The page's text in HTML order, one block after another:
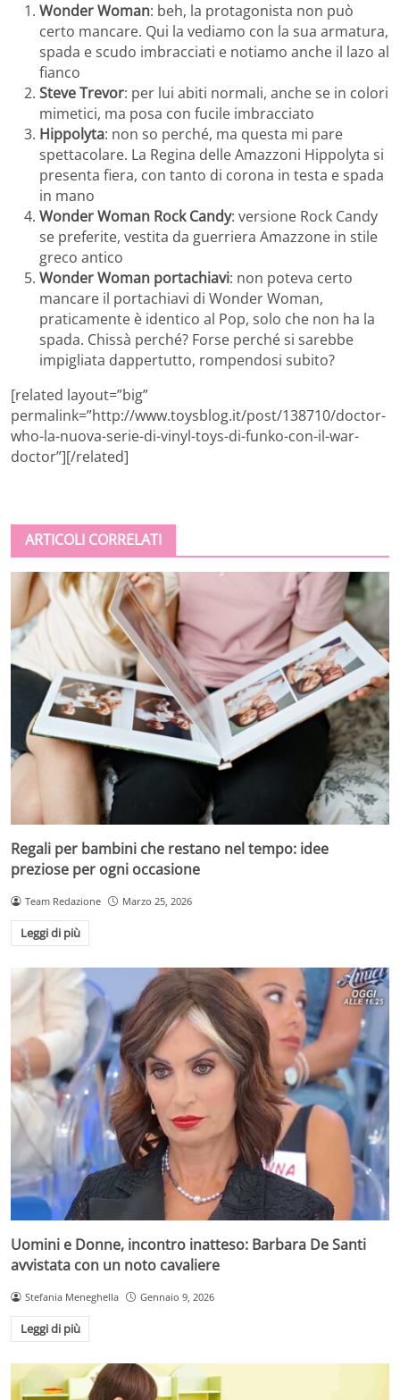
Wonder Woman: beh, la protagonista non può
certo mancare. Qui la vediamo con la sua armatura,
spada e scudo imbracciati e notiamo anche il lazo al
fianco
Steve Trevor: per lui abiti normali, anche se in colori
mimetici, ma posa con fucile imbracciato
Hippolyta: non so perché, ma questa mi pare
spettacolare. La Regina delle Amazzoni Hippolyta si
presenta fiera, con tanto di corona in testa e spada
in mano
Wonder Woman Rock Candy: versione Rock Candy
se preferite, vestita da guerriera Amazzone in stile
greco antico
Wonder Woman portachiavi: non poteva certo
mancare il portachiavi di Wonder Woman,
praticamente è identico al Pop, solo che non ha la
spada. Chissà perché? Forse perché si sarebbe
impigliata dappertutto, rompendosi subito?
[related layout=”big”
permalink=”http://www.toysblog.it/post/138710/doctor-
who-la-nuova-serie-di-vinyl-toys-di-funko-con-il-war-
doctor”][/related]
ARTICOLI CORRELATI
Regali per bambini che restano nel tempo: idee
preziose per ogni occasione
Team Redazione Marzo 25, 2026
Leggi di più
Uomini e Donne, incontro inatteso: Barbara De Santi
avvistata con un noto cavaliere
Stefania Meneghella Gennaio 9, 2026
Leggi di più